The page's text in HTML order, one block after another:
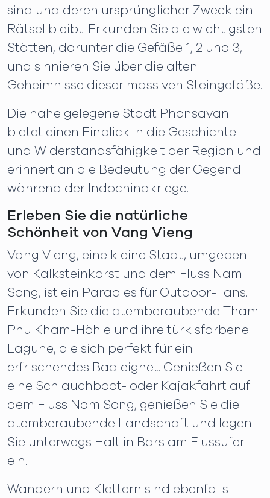
sind und deren ursprünglicher Zweck ein
Rätsel bleibt. Erkunden Sie die wichtigsten
Stätten, darunter die Gefäße 1, 2 und 3,
und sinnieren Sie über die alten
Geheimnisse dieser massiven Steingefäße.
Die nahe gelegene Stadt Phonsavan
bietet einen Einblick in die Geschichte
und Widerstandsfähigkeit der Region und
erinnert an die Bedeutung der Gegend
während der Indochinakriege.
Erleben Sie die natürliche
Schönheit von Vang Vieng
Vang Vieng, eine kleine Stadt, umgeben
von Kalksteinkarst und dem Fluss Nam
Song, ist ein Paradies für Outdoor-Fans.
Erkunden Sie die atemberaubende Tham
Phu Kham-Höhle und ihre türkisfarbene
Lagune, die sich perfekt für ein
erfrischendes Bad eignet. Genießen Sie
eine Schlauchboot- oder Kajakfahrt auf
dem Fluss Nam Song, genießen Sie die
atemberaubende Landschaft und legen
Sie unterwegs Halt in Bars am Flussufer
ein.
Wandern und Klettern sind ebenfalls